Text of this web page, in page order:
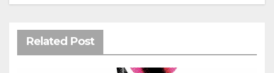
Related Post